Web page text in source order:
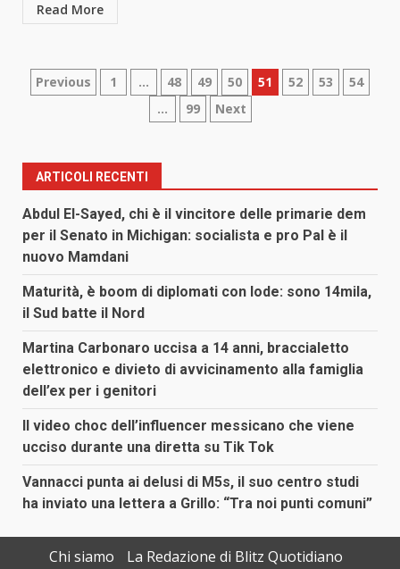
Read More
Paginazione
articoli
Previous 1 … 48 49 50 51 52 53
54
…
99 Next
ARTICOLI RECENTI
Abdul El-Sayed, chi è il vincitore delle primarie dem
per il Senato in Michigan: socialista e pro Pal è il
nuovo Mamdani
Maturità, è boom di diplomati con lode: sono 14mila,
il Sud batte il Nord
Martina Carbonaro uccisa a 14 anni, braccialetto
elettronico e divieto di avvicinamento alla famiglia
dell’ex per i genitori
Il video choc dell’influencer messicano che viene
ucciso durante una diretta su Tik Tok
Vannacci punta ai delusi di M5s, il suo centro studi
ha inviato una lettera a Grillo: “Tra noi punti comuni”
Chi siamo
La Redazione di Blitz Quotidiano